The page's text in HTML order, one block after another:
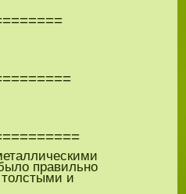
правильно
толстыми и